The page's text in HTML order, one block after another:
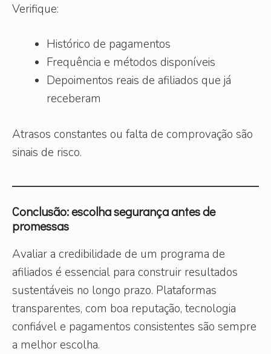
Verifique:
Histórico de pagamentos
Frequência e métodos disponíveis
Depoimentos reais de afiliados que já
receberam
Atrasos constantes ou falta de comprovação são
sinais de risco.
Conclusão: escolha segurança antes de
promessas
Avaliar a credibilidade de um programa de
afiliados é essencial para construir resultados
sustentáveis no longo prazo. Plataformas
transparentes, com boa reputação, tecnologia
confiável e pagamentos consistentes são sempre
a melhor escolha.